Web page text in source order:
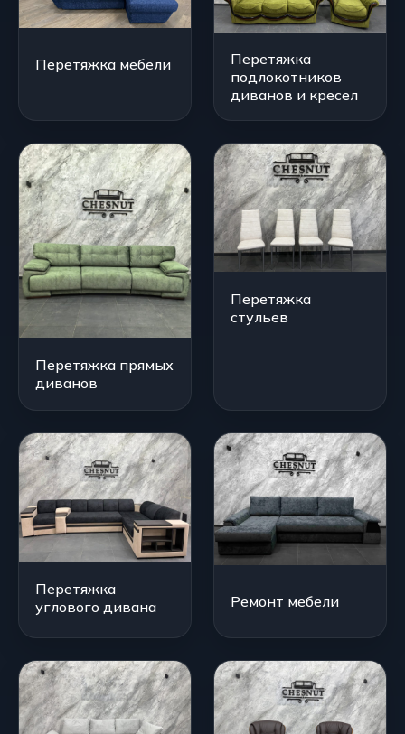
Перетяжка мебели
Перетяжка
подлокотников
диванов и кресел
Перетяжка прямых
диванов
Перетяжка
стульев
Перетяжка
углового дивана
Ремонт мебели